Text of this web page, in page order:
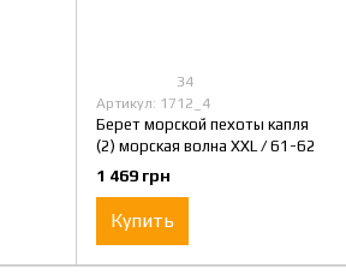
34
Артикул: 1712_4
Берет морской пехоты капля
(2) морская волна XXL / 61-62
1 469 грн
Купить